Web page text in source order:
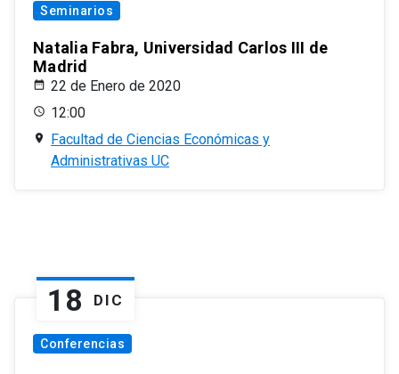
Seminarios
Natalia Fabra, Universidad Carlos III de
Madrid
22 de Enero de 2020
12:00
Facultad de Ciencias Económicas y
Administrativas UC
18 DIC
Conferencias